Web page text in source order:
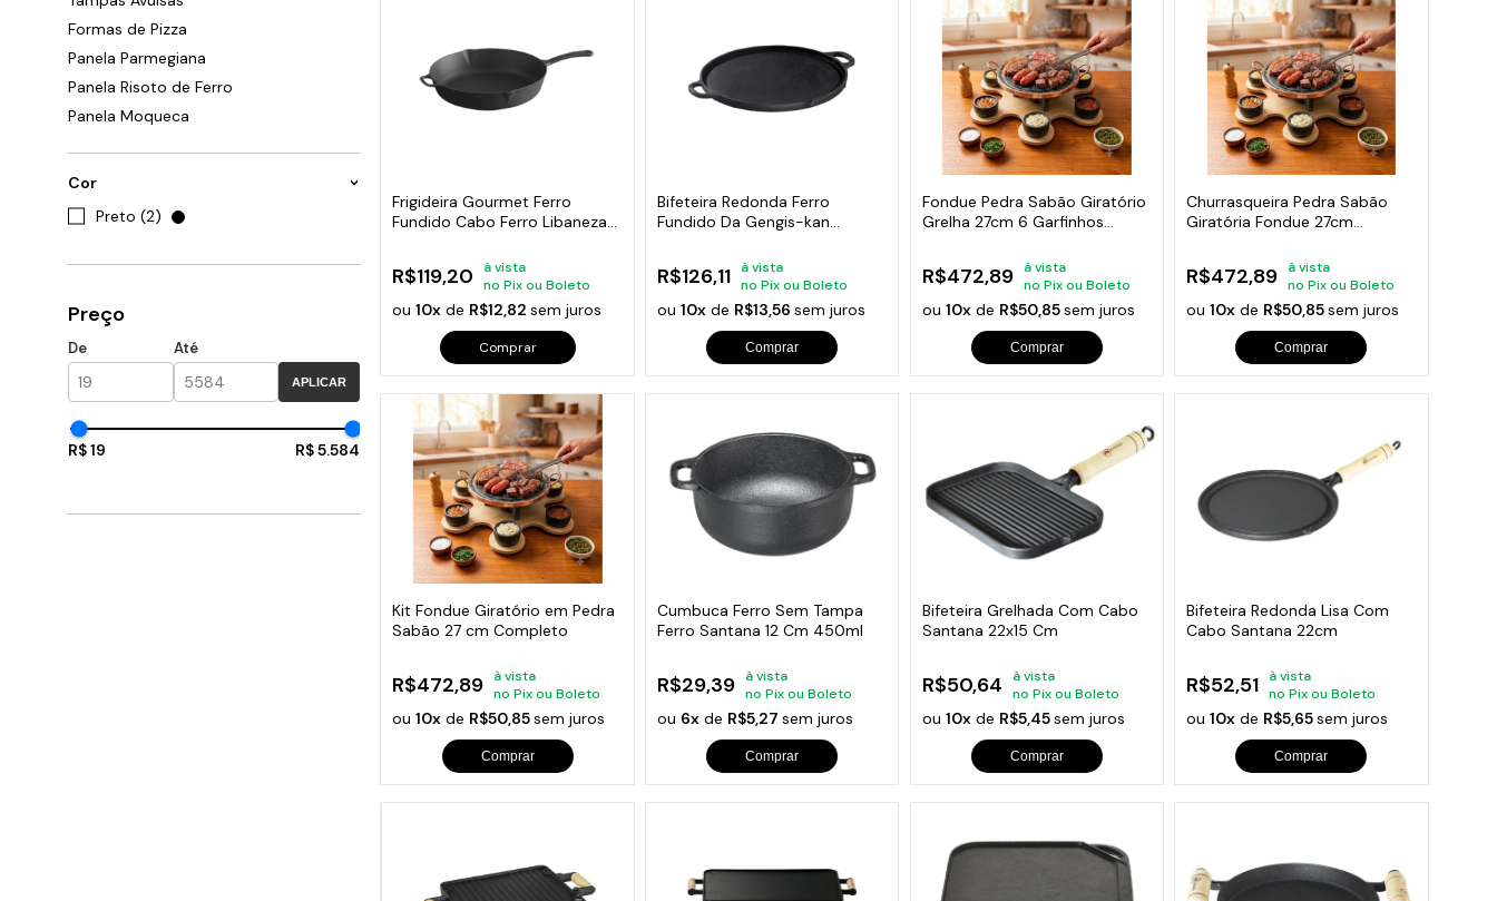
Acessorios para Piscinas
Ver Tudo
Formas de Pizza
Panela Parmegiana
Panela Risoto de Ferro
Panela Moqueca
Cor
Preto (2)
Preço
De Até
APLICAR
R$ 19 R$ 5.584
Frigideira Gourmet Ferro
Fundido Cabo Ferro Libaneza
R$119,20
à vista
no Pix ou Boleto
ou10x de R$12,82sem juros
Comprar
Bifeteira Redonda Ferro
Fundido Da Gengis-kan
R$126,11
à vista
no Pix ou Boleto
ou10x de R$13,56sem juros
Comprar
Fondue Pedra Sabão Giratório
Grelha 27cm 6 Garfinhos
R$472,89
à vista
no Pix ou Boleto
ou 10xde R$50,85sem juros
Comprar
Churrasqueira Pedra Sabão
Giratória Fondue 27cm
R$472,89
à vista
no Pix ou Boleto
ou10x de R$50,85sem juros
Comprar
Kit Fondue Giratório em Pedra
Sabão 27 cm Completo
R$472,89
à vista
no Pix ou Boleto
ou10x de R$50,85sem juros
Comprar
Cumbuca Ferro Sem Tampa
Ferro Santana 12 Cm 450ml
R$29,39
à vista
no Pix ou Boleto
ou 6x de R$5,27sem juros
Comprar
Bifeteira Grelhada Com Cabo
Santana 22x15 Cm
R$50,64
à vista
no Pix ou Boleto
ou 10xde R$5,45sem juros
Comprar
Bifeteira Redonda Lisa Com
Cabo Santana 22cm
R$52,51
à vista
no Pix ou Boleto
ou10x de R$5,65sem juros
Comprar